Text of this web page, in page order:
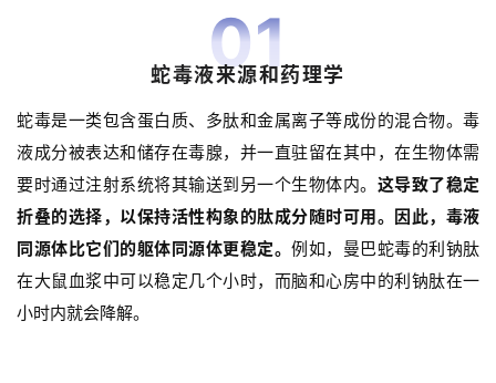
01
蛇毒液来源和药理学
蛇毒是一类包含蛋白质、多肽和金属离子等成份的混合物。毒
液成分被表达和储存在毒腺，并一直驻留在其中，在生物体需
要时通过注射系统将其输送到另一个生物体内。 这导致了稳定
折叠的选择，以保持活性构象的肽成分随时可用。因此，毒液
同源体比它们的躯体同源体更稳定。 例如，曼巴蛇毒的利钠肽
在大鼠血浆中可以稳定几个小时，而脑和心房中的利钠肽在一
小时内就会降解。